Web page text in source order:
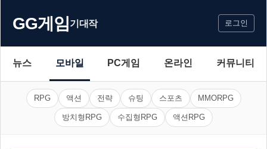
GG게임기대작 로그인
뉴스 모바일 PC게임 온라인 커뮤니티
RPG 액션 전략 슈팅 스포츠 MMORPG
방치형RPG 수집형RPG 액션RPG